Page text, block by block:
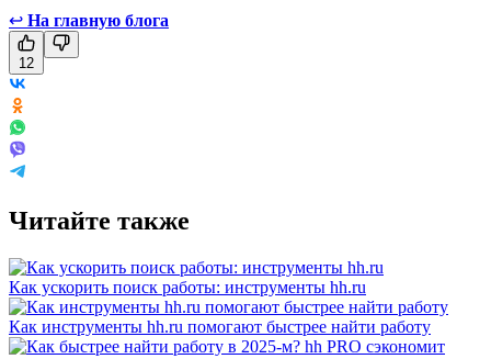
↩ На главную блога
12
Читайте также
Как ускорить поиск работы: инструменты hh.ru
Как инструменты hh.ru помогают быстрее найти работу